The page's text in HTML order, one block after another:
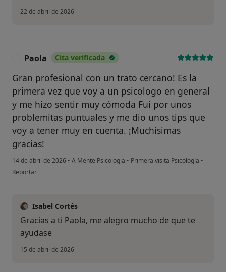
22 de abril de 2026
Paola Cita verificada
Gran profesional con un trato cercano! Es la
primera vez que voy a un psicologo en general
y me hizo sentir muy cómoda Fui por unos
problemitas puntuales y me dio unos tips que
voy a tener muy en cuenta. ¡Muchísimas
gracias!
14 de abril de 2026 • A Mente Psicologia • Primera visita Psicología •
en opinión del usuario Paola
Reportar
Isabel Cortés
Gracias a ti Paola, me alegro mucho de que te
ayudase
15 de abril de 2026